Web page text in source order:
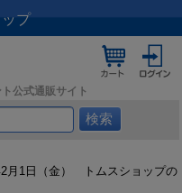
ップ
公式通販サイト
月1日（金） トムスショップの